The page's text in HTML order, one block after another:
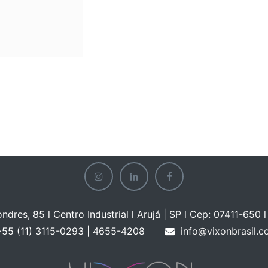
85 l Centro Industrial l Arujá | SP l Cep: 07411-650 l
(11) 3115-0293 | 4655-4208